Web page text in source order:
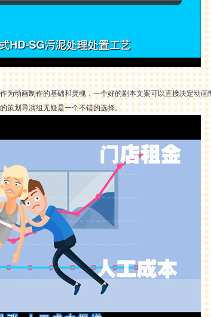
为动画制作的基础和灵魂，一个好的剧本文案可以直接决定动
策划导演组无疑是一个不错的选择。